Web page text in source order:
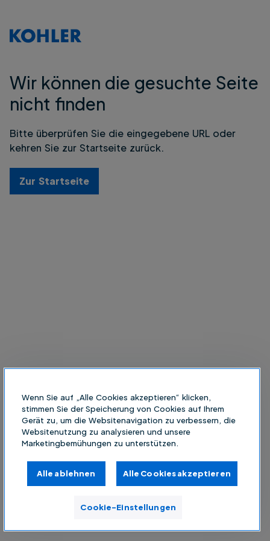
Wir können die gesuchte Seite
nicht finden
Bitte überprüfen Sie die eingegebene URL oder
kehren Sie zur Startseite zurück.
Zur Startseite
Wenn Sie auf „Alle Cookies akzeptieren“ klicken,
stimmen Sie der Speicherung von Cookies auf Ihrem
Gerät zu, um die Websitenavigation zu verbessern, die
Websitenutzung zu analysieren und unsere
Marketingbemühungen zu unterstützen.
Alle ablehnen Alle Cookies akzeptieren
Cookie-Einstellungen